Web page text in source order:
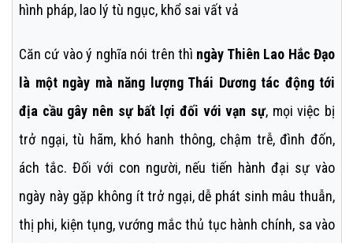
hình pháp, lao lý tù ngục, khổ sai vất vả
Căn cứ vào ý nghĩa nói trên thì ngày Thiên Lao Hắc Đạo
là một ngày mà năng lượng Thái Dương tác động tới
địa cầu gây nên sự bất lợi đối với vạn sự, mọi việc bị
trở ngại, tù hãm, khó hanh thông, chậm trễ, đình đốn,
ách tắc. Đối với con người, nếu tiến hành đại sự vào
ngày này gặp không ít trở ngại, dễ phát sinh mâu thuẫn,
thị phi, kiện tụng, vướng mắc thủ tục hành chính, sa vào